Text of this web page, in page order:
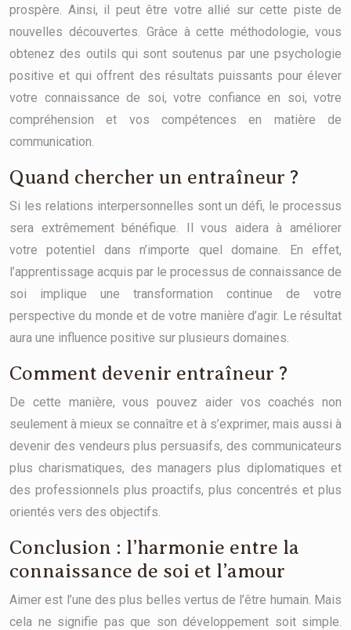
prospère. Ainsi, il peut être votre allié sur cette piste de
nouvelles découvertes. Grâce à cette méthodologie, vous
obtenez des outils qui sont soutenus par une psychologie
positive et qui offrent des résultats puissants pour élever
votre connaissance de soi, votre confiance en soi, votre
compréhension et vos compétences en matière de
communication.
Quand chercher un entraîneur ?
Si les relations interpersonnelles sont un défi, le processus
sera extrêmement bénéfique. Il vous aidera à améliorer
votre potentiel dans n’importe quel domaine. En effet,
l’apprentissage acquis par le processus de connaissance de
soi implique une transformation continue de votre
perspective du monde et de votre manière d’agir. Le résultat
aura une influence positive sur plusieurs domaines.
Comment devenir entraîneur ?
De cette manière, vous pouvez aider vos coachés non
seulement à mieux se connaître et à s’exprimer, mais aussi à
devenir des vendeurs plus persuasifs, des communicateurs
plus charismatiques, des managers plus diplomatiques et
des professionnels plus proactifs, plus concentrés et plus
orientés vers des objectifs.
Conclusion : l’harmonie entre la
connaissance de soi et l’amour
Aimer est l’une des plus belles vertus de l’être humain. Mais
cela ne signifie pas que son développement soit simple.